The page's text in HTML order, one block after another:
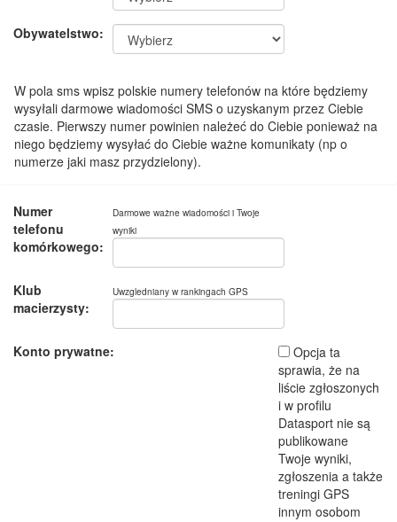
Obywatelstwo:
W pola sms wpisz polskie numery telefonów na które będziemy
wysyłali darmowe wiadomości SMS o uzyskanym przez Ciebie
czasie. Pierwszy numer powinien należeć do Ciebie ponieważ na
niego będziemy wysyłać do Ciebie ważne komunikaty (np o
numerze jaki masz przydzielony).
Numer
telefonu
komórkowego:
Darmowe ważne wiadomości i Twoje
wyniki
Klub
macierzysty:
Uwzgledniany w rankingach GPS
Konto prywatne:
Opcja ta
sprawia, że na
liście zgłoszonych
i w profilu
Datasport nie są
publikowane
Twoje wyniki,
zgłoszenia a także
treningi GPS
innym osobom